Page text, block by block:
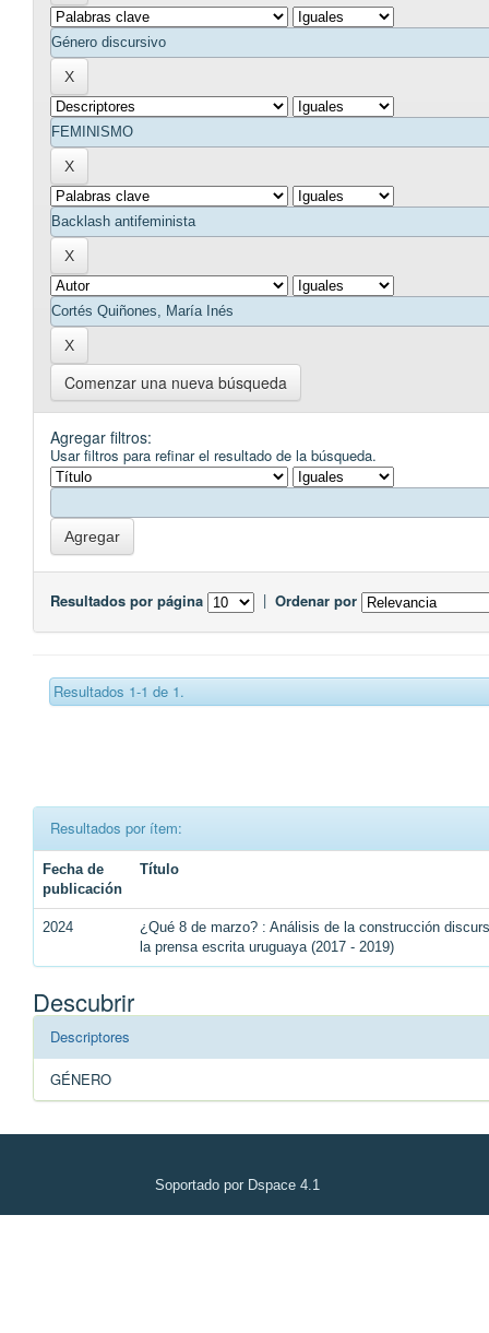
Comenzar una nueva búsqueda
Agregar filtros:
Usar filtros para refinar el resultado de la búsqueda.
Resultados por página | Ordenar por
Resultados 1-1 de 1.
Resultados por ítem:
Fecha de
publicación
Título
2024
¿Qué 8 de marzo? : Análisis de la construcción
la prensa escrita uruguaya (2017 - 2019)
Descubrir
Descriptores
GÉNERO
Soportado por Dspace 4.1